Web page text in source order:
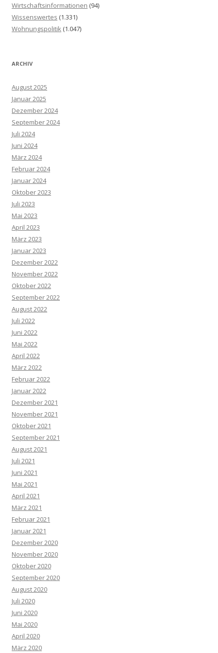
Wirtschaftsinformationen (94)
Wissenswertes (1.331)
Wohnungspolitik (1.047)
ARCHIV
August 2025
Januar 2025
Dezember 2024
September 2024
Juli 2024
Juni 2024
März 2024
Februar 2024
Januar 2024
Oktober 2023
Juli 2023
Mai 2023
April 2023
März 2023
Januar 2023
Dezember 2022
November 2022
Oktober 2022
September 2022
August 2022
Juli 2022
Juni 2022
Mai 2022
April 2022
März 2022
Februar 2022
Januar 2022
Dezember 2021
November 2021
Oktober 2021
September 2021
August 2021
Juli 2021
Juni 2021
Mai 2021
April 2021
März 2021
Februar 2021
Januar 2021
Dezember 2020
November 2020
Oktober 2020
September 2020
August 2020
Juli 2020
Juni 2020
Mai 2020
April 2020
März 2020